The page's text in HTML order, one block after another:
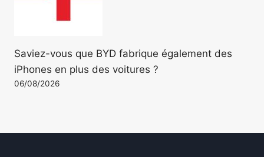
Saviez-vous que BYD fabrique également des
iPhones en plus des voitures ?
06/08/2026